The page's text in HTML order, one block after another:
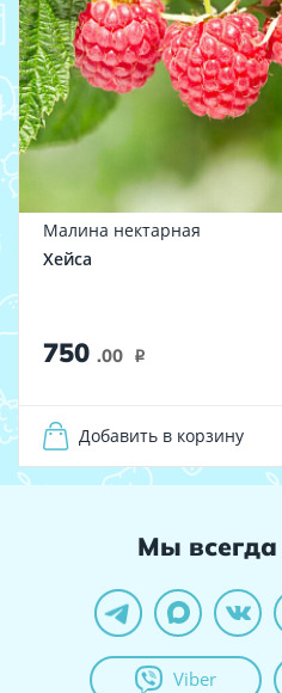
Малина нектарная
Хейса
750 .00 i
Добавить в корзину
Мы всегда
Viber